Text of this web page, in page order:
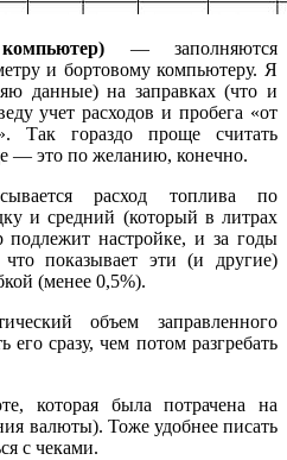
— заполняются
и бортовому компьютеру. Я
данные) на заправках (что и
учет расходов и пробега «от
Так гораздо проще считать
— это по желанию, конечно.
расход топлива по
и средний (который в литрах
настройке, и за годы
что показывает эти (и другие)
(менее 0,5%).
объем заправленного
его сразу, чем потом разгребать
которая была потрачена на
валюты). Тоже удобнее писать
с чеками.